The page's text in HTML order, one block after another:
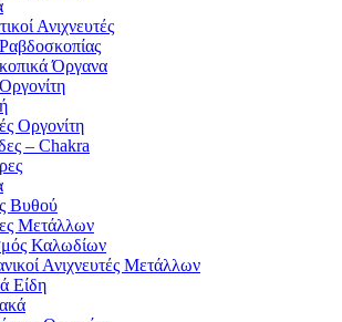
Ανιχνευτές
Όργανα
Οργονίτη
– Chakra
Βυθού
Μετάλλων
Καλωδίων
Ανιχνευτές Μετάλλων
Είδη